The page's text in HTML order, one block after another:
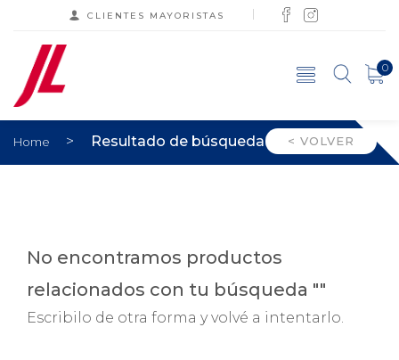
CLIENTES MAYORISTAS
0
Home > Resultado de búsqueda < VOLVER
No encontramos productos
relacionados con tu búsqueda ""
Escribilo de otra forma y volvé a intentarlo.